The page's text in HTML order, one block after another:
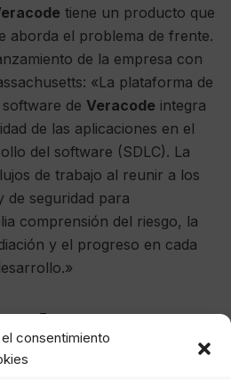
consentimiento
tiene un producto que
aborda el problema de frente.
de la empresa con
«La plataforma de
de Veracode integra
de las aplicaciones en el
del software (SDLC). La
de trabajo al reunir a los
de seguridad para
comprensión del riesgo, la
y el progreso en cada
Micro